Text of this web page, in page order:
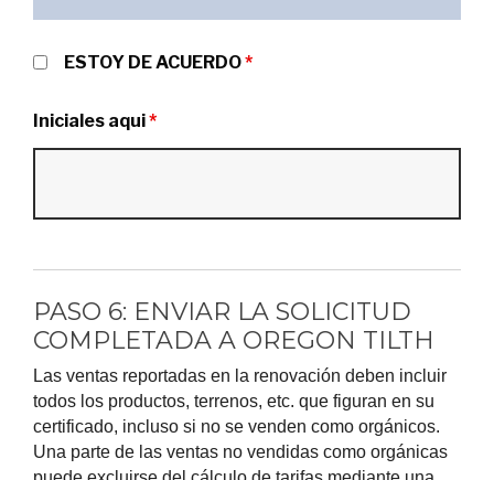
ESTOY DE ACUERDO*
Iniciales aqui*
PASO 6: ENVIAR LA SOLICITUD
COMPLETADA A OREGON TILTH
Las ventas reportadas en la renovación deben incluir
todos los productos, terrenos, etc. que figuran en su
certificado, incluso si no se venden como orgánicos.
Una parte de las ventas no vendidas como orgánicas